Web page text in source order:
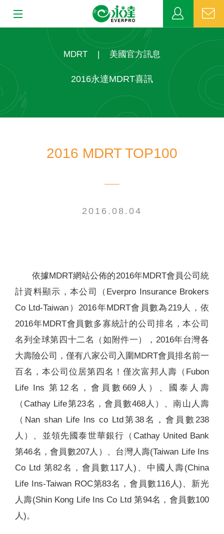
MDRT
MDRT | 美國官方訊息
2016永達MDRT喜訊
2016 MDRT TOP100
2016.08.04
依據MDRT網站公佈的2016年MDRT會員公司統
計資料顯示，本公司（Everpro Insurance Brokers
Co Ltd-Taiwan）2016年MDRT會員數為219人，依
2016年MDRT會員數多寡統計的公司排名，本公司
名列全球第四十二名（如附件一），2016年台灣各
大壽險公司，僅有八家公司入圍MDRT會員排名前一
百名，本公司位居第四名！僅次富邦人壽（Fubon
Life Ins 第12名，會員數669人）、國泰人壽
（Cathay Life第23名，會員數468人）、南山人壽
（Nan shan Life Ins co Ltd第38名，會員數238
人）、並領先國泰世華銀行（Cathay United Bank
第46名，會員數207人）、台灣人壽(Taiwan Life Ins
Co Ltd 第82名，會員數117人)、中國人壽(China
Life Ins-Taiwan ROC第83名，會員數116人)、新光
人壽(Shin Kong Life Ins Co Ltd 第94名，會員數100
人)。